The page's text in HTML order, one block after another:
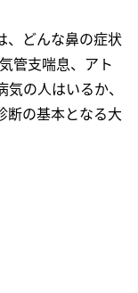
、どんな鼻の症状
管支喘息、アト
の人はいるか、
断の基本となる大